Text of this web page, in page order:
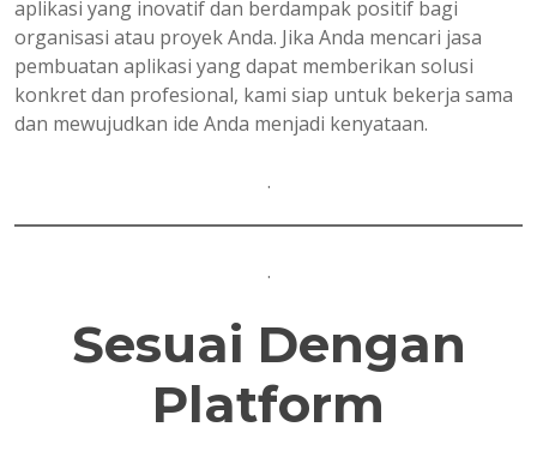
aplikasi yang inovatif dan berdampak positif bagi
organisasi atau proyek Anda. Jika Anda mencari jasa
pembuatan aplikasi yang dapat memberikan solusi
konkret dan profesional, kami siap untuk bekerja sama
dan mewujudkan ide Anda menjadi kenyataan.
.
.
Sesuai Dengan
Platform